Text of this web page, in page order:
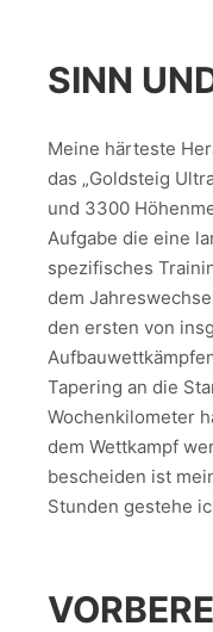
SINN
Meine härteste
das „Goldsteig
und 3300
Aufgabe die eine
spezifisches
dem
den ersten von
Tapering an die
Wochenkilometer
dem Wettkampf
bescheiden ist
Stunden gestehe